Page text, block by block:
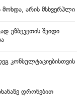
მოხდა, არის მსხვერპლი
უზბეკეთის შვიდი
კონსულტაციებისთვის
დრონებით